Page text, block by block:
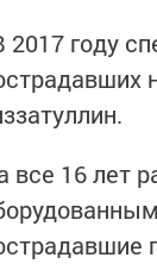
2017 году
все 16 лет